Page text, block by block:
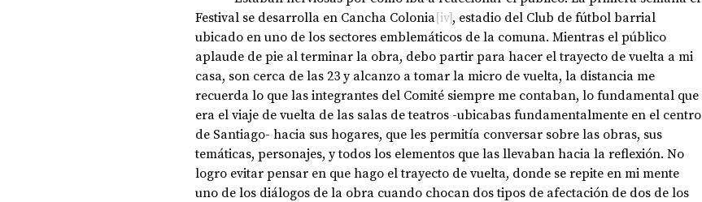
Festival se desarrolla en Cancha Colonia[iv], estadio del Club de fútbol barrial
ubicado en uno de los sectores emblemáticos de la comuna. Mientras el público
aplaude de pie al terminar la obra, debo partir para hacer el trayecto de vuelta a mi
casa, son cerca de las 23 y alcanzo a tomar la micro de vuelta, la distancia me
recuerda lo que las integrantes del Comité siempre me contaban, lo fundamental que
era el viaje de vuelta de las salas de teatros -ubicabas fundamentalmente en el centro
de Santiago- hacia sus hogares, que les permitía conversar sobre las obras, sus
temáticas, personajes, y todos los elementos que las llevaban hacia la reflexión. No
logro evitar pensar en que hago el trayecto de vuelta, donde se repite en mi mente
uno de los diálogos de la obra cuando chocan dos tipos de afectación de dos de los